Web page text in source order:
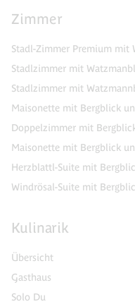
Zimmer
Stadl-Zimmer Premium mit
Stadlzimmer mit
Stadlzimmer mit
Maisonette mit Bergblick
Doppelzimmer mit
Maisonette mit Bergblick
Herzblattl-Suite mit
Windrösal-Suite mit
Kulinarik
Übersicht
Gasthaus
Solo Du